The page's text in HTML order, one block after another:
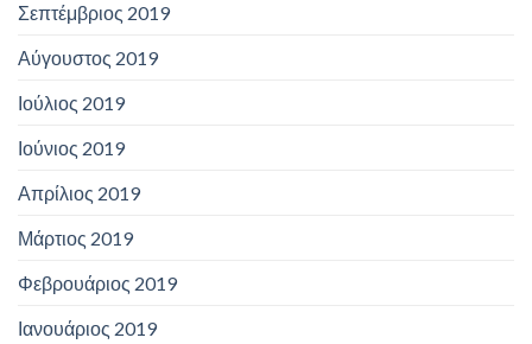
Σεπτέμβριος 2019
Αύγουστος 2019
Ιούλιος 2019
Ιούνιος 2019
Απρίλιος 2019
Μάρτιος 2019
Φεβρουάριος 2019
Ιανουάριος 2019